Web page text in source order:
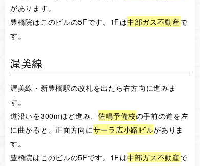
があります。
豊橋院はこのビルの5Fです。1Fは中部ガス不動産で
す。
渥美線
渥美線・新豊橋駅の改札を出たら右方向に進みま
す。
道沿いを300mほど進み、佐鳴予備校の手前の道を左
に曲がると、正面方向にサーラ広小路ビルがありま
す。
豊橋院はこのビルの5Fです。1Fは中部ガス不動産で